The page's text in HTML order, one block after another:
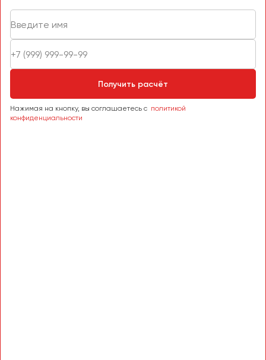
Получить расчёт
Нажимая на кнопку, вы соглашаетесь с политикой
конфиденциальности